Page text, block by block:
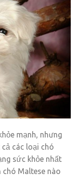
mạnh, nhưng
các loại chó
sức khỏe nhất
Maltese nào